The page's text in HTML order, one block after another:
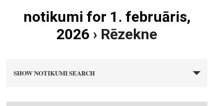
notikumi for 1. februāris,
2026 › Rēzekne
SHOW NOTIKUMI SEARCH